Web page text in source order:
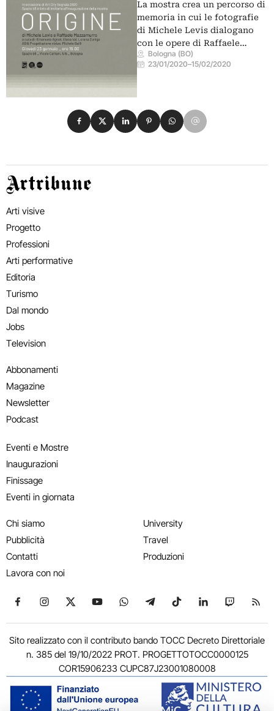
La mostra crea un percorso di
memoria in cui le fotografie
di Michele Levis dialogano
con le opere di Raffaele…
Bologna (BO)
23/01/2020–15/02/2020
Condividi su Facebook
Condividi su X
Condividi su LinkedIn
Condividi su Pinterest
Condividi su WhatsApp
Condividi su Email
Artribune
Arti visive
Progetto
Professioni
Arti performative
Editoria
Turismo
Dal mondo
Jobs
Television
Abbonamenti
Magazine
Newsletter
Podcast
Eventi e Mostre
Inaugurazioni
Finissage
Eventi in giornata
Chi siamo
Pubblicità
Contatti
Lavora con noi
University
Travel
Produzioni
Seguici su Facebook
Seguici su Instagram
Seguici su X
Seguici su YouTube
Seguici su WhatsApp
Seguici su Telegram
Seguici su TikTok
Seguici su
Seguici
Sito realizzato con il contributo bando TOCC Decreto Direttoriale
n. 385 del 19/10/2022 PROT. PROGETTOTOCC0000125
COR15906233 CUPC87J23001080008